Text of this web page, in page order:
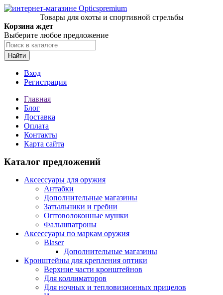
Товары для охоты и спортивной стрельбы
Корзина ждет
Выберите любое предложение
Найти
Вход
Регистрация
Главная
Блог
Доставка
Оплата
Контакты
Карта сайта
Каталог предложений
Аксессуары для оружия
Антабки
Дополнительные магазины
Затыльники и гребни
Оптоволоконные мушки
Фальшпатроны
Аксессуары по маркам оружия
Blaser
Дополнительные магазины
Кронштейны для крепления оптики
Верхние части кронштейнов
Для коллиматоров
Для ночных и тепловизионных прицелов